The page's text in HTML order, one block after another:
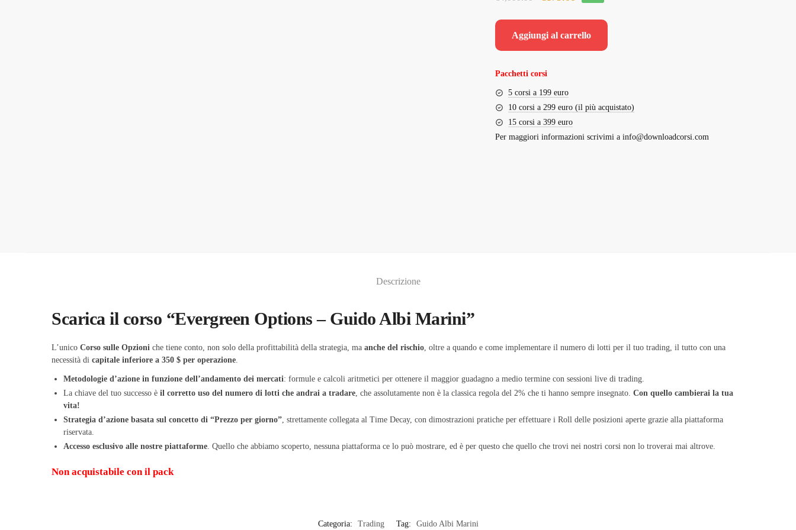
originale
era:
attuale
è:
Aggiungi al carrello
Pacchetti corsi
5 corsi a 199 euro
10 corsi a 299 euro (il più acquistato)
15 corsi a 399 euro
Per maggiori informazioni scrivimi a info@downloadcorsi.com
Descrizione
Scarica il corso “Evergreen Options – Guido Albi Marini”
L’unicoCorso sulle Opzioni che tiene conto, non solo della profittabilità della strategia, maanche del rischio , oltre a quando e come implementare il numero di lotti per il tuo trading, il tutto con una
necessità dicapitale inferiore a 350 $ per operazione
Metodologie d’azione in funzione dell’andamento dei mercati: formule e calcoli aritmetici per ottenere il maggior guadagno a medio termine con sessioni live di trading.
La chiave del tuo successo èil corretto uso del numero di lotti che andrai a tradare , che assolutamente non è la classica regola del 2% che ti hanno sempre insegnato.Con quello cambierai la tua
vita!
​Strategia d’azione basata sul concetto di “Prezzo per giorno” , strettamente collegata al Time Decay, con dimostrazioni pratiche per effettuare i Roll delle posizioni aperte grazie alla piattaforma
riservata.
Accesso esclusivo alle nostre piattaforme . Quello che abbiamo scoperto, nessuna piattaforma ce lo può mostrare, ed è per questo che quello che trovi nei nostri corsi non lo troverai mai altrove.
Non acquistabile con il pack
Categoria: Trading Tag: Guido Albi Marini